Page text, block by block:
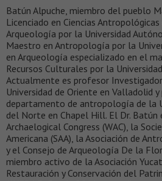
Batún Alpuche, miembro del pueblo
Licenciado en Ciencias
Arqueología por la Universidad
Maestro en Antropología por la
en Arqueología especializado en el
Recursos Culturales por la
Actualmente es profesor
Universidad de Oriente en Valladolid
departamento de antropología de la
del Norte en Chapel Hill. El Dr. Batún
Archaelogical Congress (WAC), la
Americana (SAA), la Asociación de
y el Consejo de Arqueología De la
miembro activo de la Asociación
Restauración y Conservación del